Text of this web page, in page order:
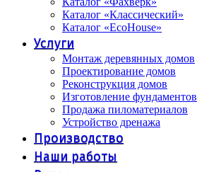
Каталог «Классический»
Каталог «EcoHouse»
Услуги
Монтаж деревянных домов
Проектирование домов
Реконструкция домов
Изготовление фундаментов
Продажа пиломатериалов
Устройство дренажа
Производство
Наши работы